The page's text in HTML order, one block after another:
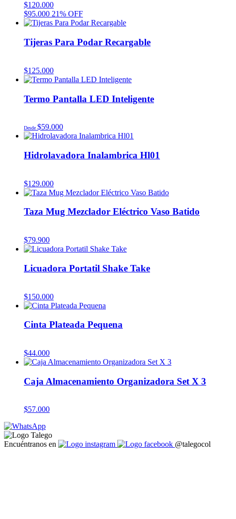
$120.000
$95.000 21% OFF
Tijeras Para Podar Recargable
$125.000
Termo Pantalla LED Inteligente
Desde $59.000
Hidrolavadora Inalambrica Hl01
$129.000
Taza Mug Mezclador Eléctrico Vaso Batido
$79.900
Licuadora Portatil Shake Take
$150.000
Cinta Plateada Pequena
$44.000
Caja Almacenamiento Organizadora Set X 3
$57.000
Encuéntranos en @talegocol